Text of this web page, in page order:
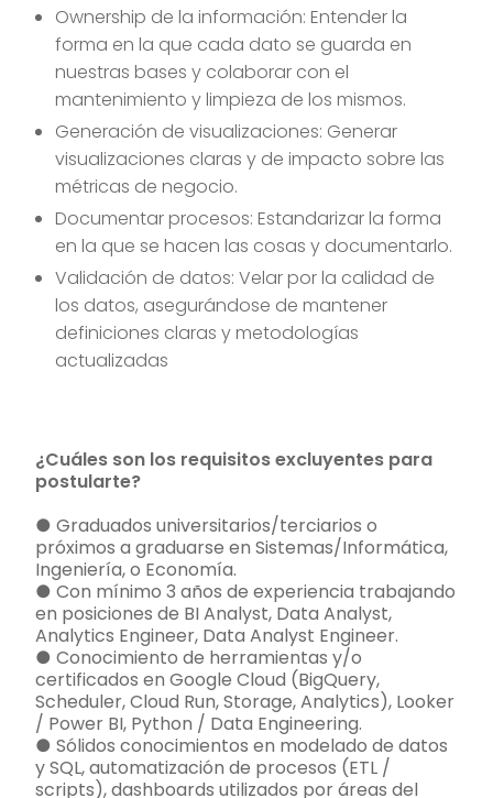
Ownership de la información: Entender la
forma en la que cada dato se guarda en
nuestras bases y colaborar con el
mantenimiento y limpieza de los mismos.
Generación de visualizaciones: Generar
visualizaciones claras y de impacto sobre las
métricas de negocio.
Documentar procesos: Estandarizar la forma
en la que se hacen las cosas y documentarlo.
Validación de datos: Velar por la calidad de
los datos, asegurándose de mantener
definiciones claras y metodologías
actualizadas
¿Cuáles son los requisitos excluyentes para
postularte?
● Graduados universitarios/terciarios o
próximos a graduarse en Sistemas/Informática,
Ingeniería, o Economía.
● Con mínimo 3 años de experiencia trabajando
en posiciones de BI Analyst, Data Analyst,
Analytics Engineer, Data Analyst Engineer.
● Conocimiento de herramientas y/o
certificados en Google Cloud (BigQuery,
Scheduler, Cloud Run, Storage, Analytics), Looker
/ Power BI, Python / Data Engineering.
● Sólidos conocimientos en modelado de datos
y SQL, automatización de procesos (ETL /
scripts), dashboards utilizados por áreas del